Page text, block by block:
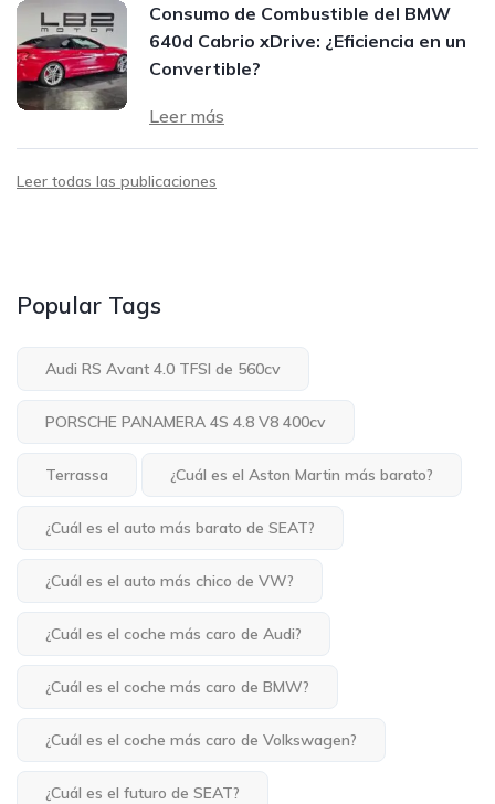
Consumo de Combustible del BMW
640d Cabrio xDrive: ¿Eficiencia en un
Convertible?
Leer más
Leer todas las publicaciones
Popular Tags
Audi RS Avant 4.0 TFSI de 560cv
PORSCHE PANAMERA 4S 4.8 V8 400cv
Terrassa ¿Cuál es el Aston Martin más barato?
¿Cuál es el auto más barato de SEAT?
¿Cuál es el auto más chico de VW?
¿Cuál es el coche más caro de Audi?
¿Cuál es el coche más caro de BMW?
¿Cuál es el coche más caro de Volkswagen?
¿Cuál es el futuro de SEAT?